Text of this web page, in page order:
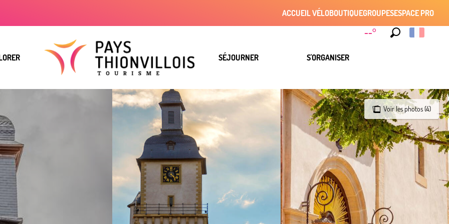
--°
ACCUEIL VÉLOBOUTIQUEGROUPESESPACE PRO
SÉJOURNER S'ORGANISER
Voir les photos (4)